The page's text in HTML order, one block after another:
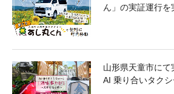
ん」の実証運行を
山形県天童市にて
AI 乗り合いタクシ